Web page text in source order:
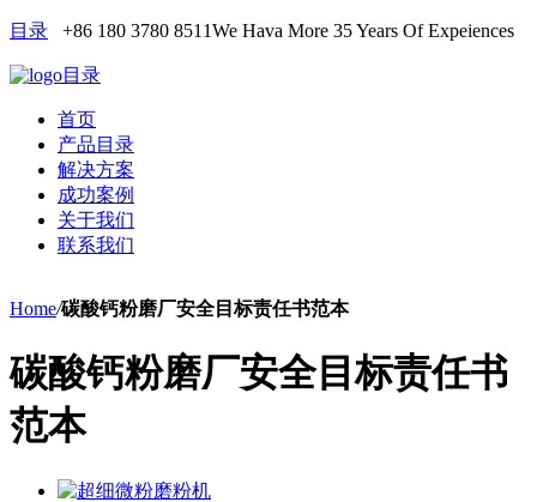
目录 +86 180 3780 8511We Hava More 35 Years Of Expeiences
目录
首页
产品目录
解决方案
成功案例
关于我们
联系我们
Home/碳酸钙粉磨厂安全目标责任书范本
碳酸钙粉磨厂安全目标责任书
范本